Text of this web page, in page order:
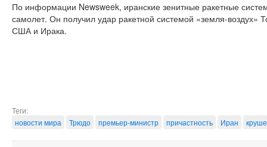
По информации Newsweek, иранские зенитные ракетные
самолет. Он получил удар ракетной системой «земля-воздух»
США и Ирака.
Теги:
новости мира
Трюдо премьер-министр причастность Иран